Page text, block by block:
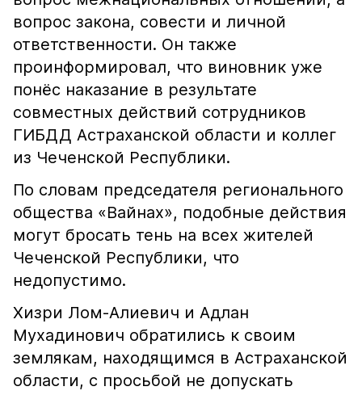
вопрос закона, совести и личной
ответственности. Он также
проинформировал, что виновник уже
понёс наказание в результате
совместных действий сотрудников
ГИБДД Астраханской области и коллег
из Чеченской Республики.
По словам председателя регионального
общества «Вайнах», подобные действия
могут бросать тень на всех жителей
Чеченской Республики, что
недопустимо.
Хизри Лом-Алиевич и Адлан
Мухадинович обратились к своим
землякам, находящимся в Астраханской
области, с просьбой не допускать